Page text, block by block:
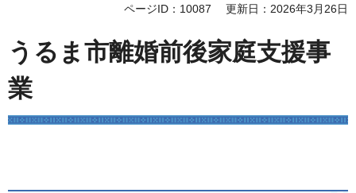
ページID：10087 更新日：2026年3月26日
うるま市離婚前後家庭支援事
業